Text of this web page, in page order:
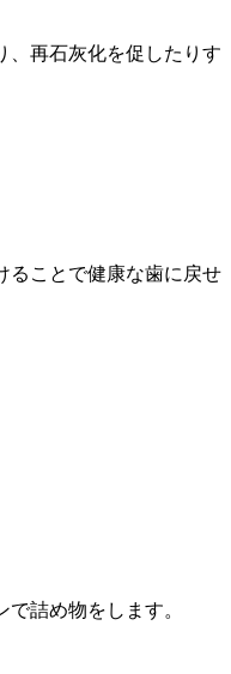
、再石灰化を促したりす
ることで健康な歯に戻せ
詰め物をします。